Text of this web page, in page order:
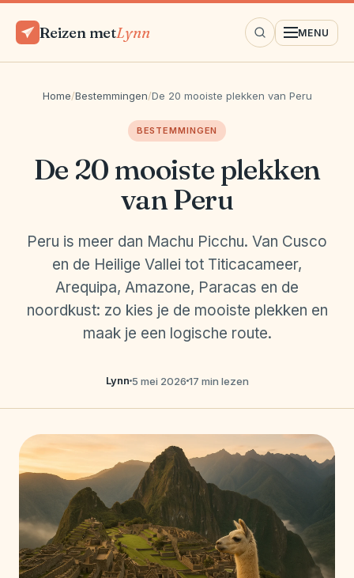
Reizen metLynn MENU
Home/Bestemmingen/De 20 mooiste plekken van Peru
BESTEMMINGEN
De 20 mooiste plekken
van Peru
Peru is meer dan Machu Picchu. Van Cusco
en de Heilige Vallei tot Titicacameer,
Arequipa, Amazone, Paracas en de
noordkust: zo kies je de mooiste plekken en
maak je een logische route.
Lynn 5 mei 2026 17 min lezen